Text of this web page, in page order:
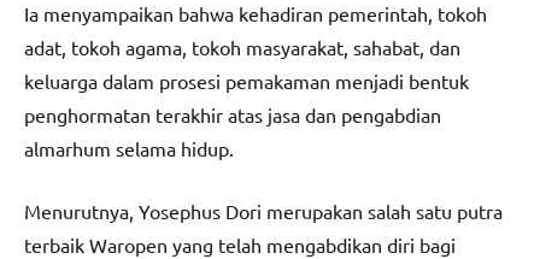
Ia menyampaikan bahwa kehadiran pemerintah, tokoh
adat, tokoh agama, tokoh masyarakat, sahabat, dan
keluarga dalam prosesi pemakaman menjadi bentuk
penghormatan terakhir atas jasa dan pengabdian
almarhum selama hidup.
Menurutnya, Yosephus Dori merupakan salah satu putra
terbaik Waropen yang telah mengabdikan diri bagi